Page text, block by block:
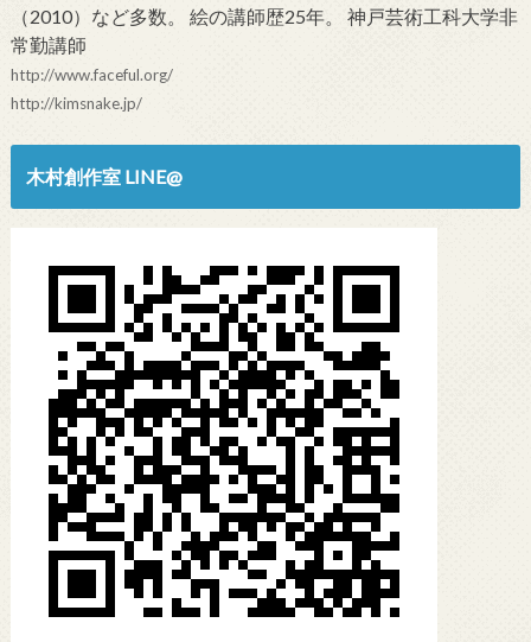
（2010）など多数。 絵の講師歴25年。 神戸芸術工科大学非
常勤講師
http://www.faceful.org/
http://kimsnake.jp/
木村創作室 LINE@